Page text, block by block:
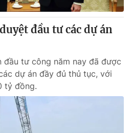
đầu tư các dự án
đầu tư công năm nay đã được
dự án đầy đủ thủ tục, với
tỷ đồng.